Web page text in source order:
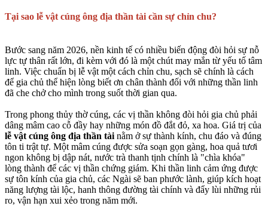
Tại sao lễ vật cúng ông địa thần tài cần sự chỉn chu?
Bước sang năm 2026, nền kinh tế có nhiều biến động đòi hỏi sự nỗ
lực tự thân rất lớn, đi kèm với đó là một chút may mắn từ yếu tố tâm
linh. Việc chuẩn bị lễ vật một cách chỉn chu, sạch sẽ chính là cách
để gia chủ thể hiện lòng biết ơn chân thành đối với những thần linh
đã che chở cho mình trong suốt thời gian qua.
Trong phong thủy thờ cúng, các vị thần không đòi hỏi gia chủ phải
dâng mâm cao cỗ đầy hay những món đồ đắt đỏ, xa hoa. Giá trị của
lễ vật cúng ông địa thần tài nằm ở sự thành kính, chu đáo và đúng
tôn ti trật tự. Một mâm cúng được sửa soạn gọn gàng, hoa quả tươi
ngon không bị dập nát, nước trà thanh tịnh chính là "chìa khóa"
lòng thành để các vị thần chứng giám. Khi thần linh cảm ứng được
sự tôn kính của gia chủ, các Ngài sẽ ban phước lành, giúp kích hoạt
năng lượng tài lộc, hanh thông đường tài chính và đẩy lùi những rủi
ro, vận hạn xui xẻo trong năm mới.